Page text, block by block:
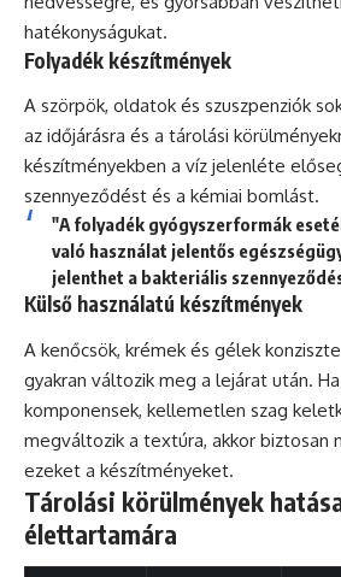
hatékonyságukat.
Folyadék készítmények
A szörpök, oldatok és szuszpenziók
az időjárásra és a tárolási
készítményekben a víz jelenléte
szennyeződést és a kémiai bomlást.
"A folyadék gyógyszerformák
való használat jelentős
jelenthet a bakteriális
Külső használatú készítmények
A kenőcsök, krémek és gélek
gyakran változik meg a lejárat után.
komponensek, kellemetlen szag
megváltozik a textúra, akkor biztosan
ezeket a készítményeket.
Tárolási körülmények
élettartamára